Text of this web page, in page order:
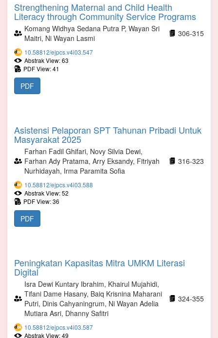
Strengthening Maternal and Child Health
Literacy through Community Service Programs
Komang Widhya Sedana Putra P, Wayan Sri
Maitri, Ni Wayan Lasmi
306-315
10.58812/ejpcs.v4i03.547
Abstrak View: 63
PDF View: 41
PDF
Asistensi Pelaporan SPT Tahunan Pribadi Untuk
Masyarakat 2025
Farhan Fadil Ghifari, Novy Silvia Dewi,
Farhan Ady Pratama, Arry Eksandy, Fitriyah
Nurhidayah, Irma Paramita Sofia
316-323
10.58812/ejpcs.v4i03.588
Abstrak View: 52
PDF View: 36
PDF
Peningkatan Kapasitas Mitra UMKM Literasi
Digital
Isra Dewi Kuntary Ibrahim, Khairul Mujahidi,
Tifani Dame Hasany, Baiq Krisnina Maharani
Putri, Dinis Cahyaningrum, ⁠Ni Wayan Adelia
Mutiara Asri, Dhanny Safitri
324-355
10.58812/ejpcs.v4i03.587
Abstrak View: 49